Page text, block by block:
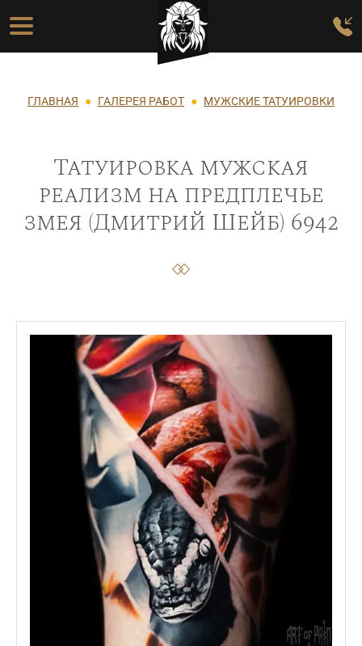
Перейти к основному содержанию
Основная навигация
Строка навигации
ГЛАВНАЯ ГАЛЕРЕЯ РАБОТ МУЖСКИЕ ТАТУИРОВКИ
Татуировка мужская
реализм на предплечье
змея (Дмитрий Шейб) 6942